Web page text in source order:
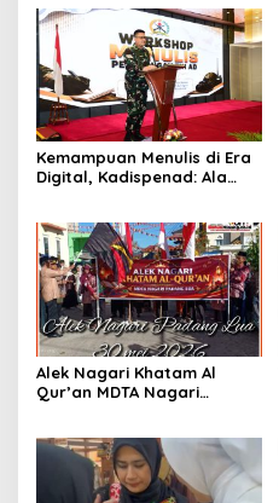
Kemampuan Menulis di Era
Digital, Kadispenad: Ala
Alek Nagari Khatam Al
Qur’an MDTA Nagari